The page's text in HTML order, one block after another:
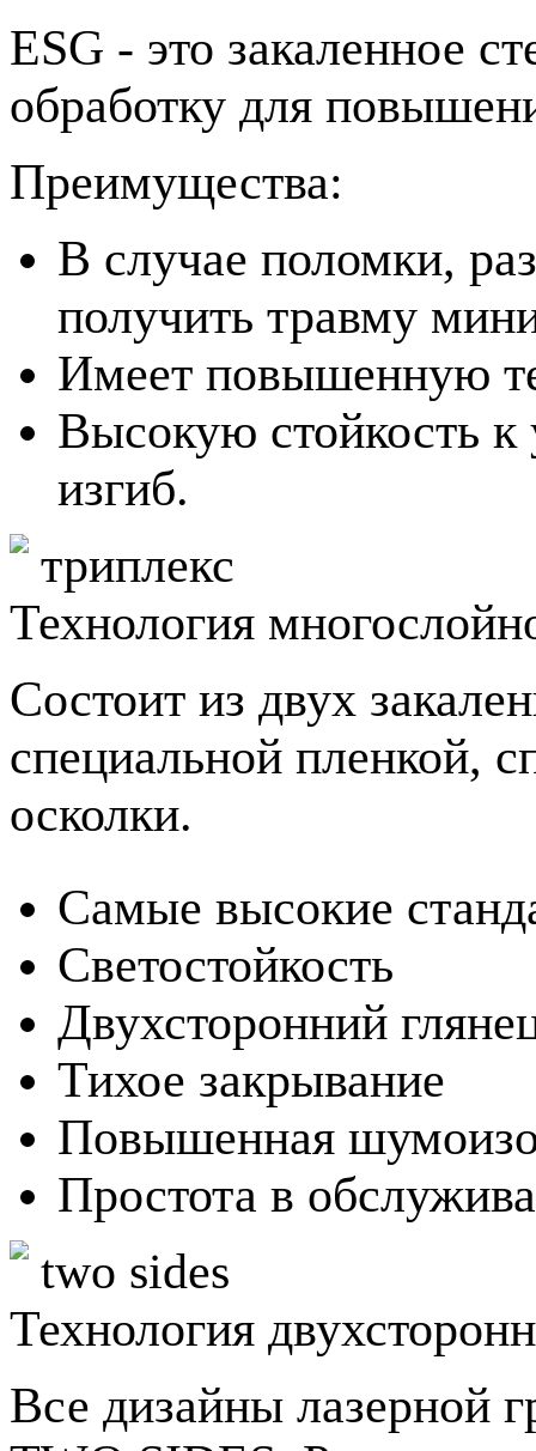
ESG - это закаленное
обработку для
Преимущества:
В случае поломки,
получить травму
Имеет повышенную
Высокую стойкость к
изгиб.
триплекс
Технология
Состоит из двух
специальной пленкой,
осколки.
Самые высокие
Светостойкость
Двухсторонний
Тихое закрывание
Повышенная
Простота в
two sides
Технология
Все дизайны лазерной